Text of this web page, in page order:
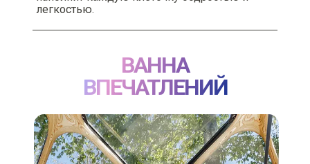
легкостью.
ВАННА
ВПЕЧАТЛЕНИЙ